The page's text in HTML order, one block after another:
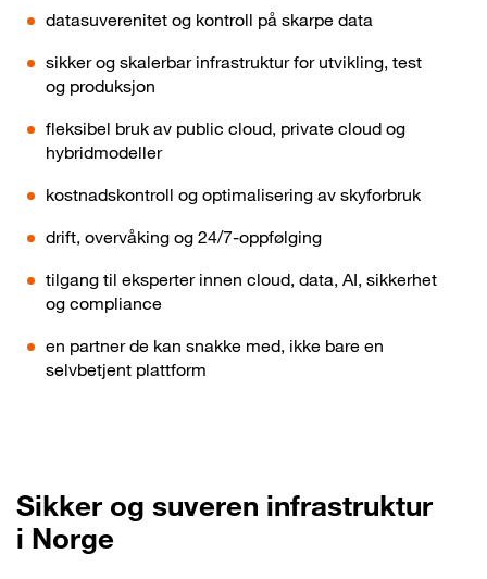
datasuverenitet og kontroll på skarpe data
sikker og skalerbar infrastruktur for utvikling, test
og produksjon
fleksibel bruk av public cloud, private cloud og
hybridmodeller
kostnadskontroll og optimalisering av skyforbruk
drift, overvåking og 24/7-oppfølging
tilgang til eksperter innen cloud, data, AI, sikkerhet
og compliance
en partner de kan snakke med, ikke bare en
selvbetjent plattform
Sikker og suveren infrastruktur
i Norge